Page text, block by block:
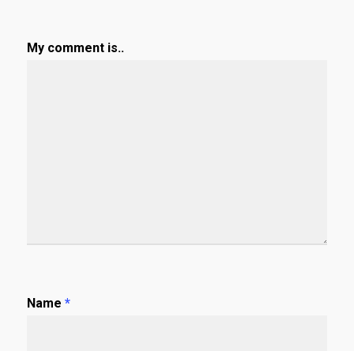
My comment is..
Name *